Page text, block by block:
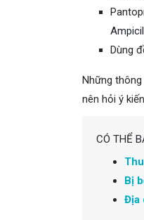
Dùng
Những
nên hỏi ý
CÓ THỂ
Bị
Địa